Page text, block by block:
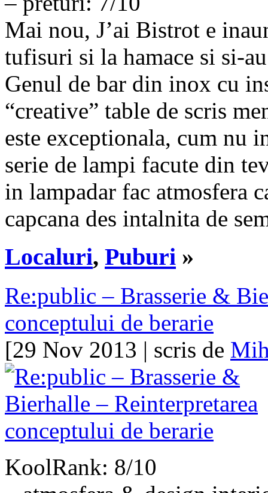
Mai nou, J’ai Bistrot e
tufisuri si la hamace si si-
Genul de bar din inox cu
“creative” table de scris
este exceptionala, cum nu
serie de lampi facute din
in lampadar fac atmosfera
capcana des intalnita de
Localuri, Puburi »
Re:public – Brasserie &
conceptului de berarie
[29 Nov 2013 | scris de
KoolRank: 8/10